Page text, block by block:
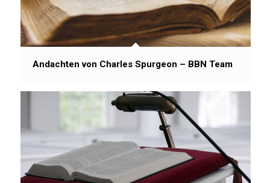
Andachten von Charles Spurgeon – BBN Team